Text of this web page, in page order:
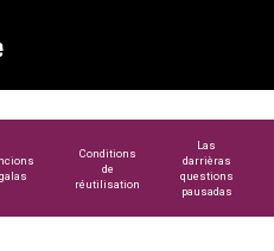
Conditions
de
réutilisation
Las
darrièras
questions
pausadas